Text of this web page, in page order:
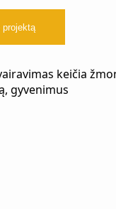
projektą